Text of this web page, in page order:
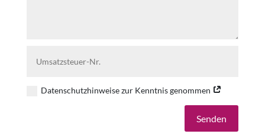
Datenschutzhinweise zur Kenntnis genommen
Senden